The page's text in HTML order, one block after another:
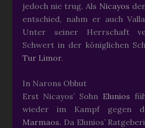
jedoch nie trug. Als Nicayos
entschied, nahm er auch
Unter seiner Herrschaft
Schwert in der königlichen
Tur Limor.
In Narons Obhut
Erst Nicayos’ Sohn Elunios
wieder im Kampf gegen
Marmaos. Da Elunios’